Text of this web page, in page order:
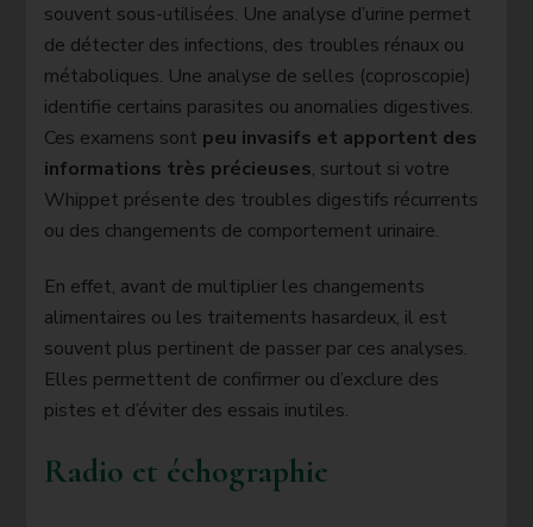
souvent sous-utilisées. Une analyse d’urine permet
de détecter des infections, des troubles rénaux ou
métaboliques. Une analyse de selles (coproscopie)
identifie certains parasites ou anomalies digestives.
Ces examens sont peu invasifs et apportent des
informations très précieuses, surtout si votre
Whippet présente des troubles digestifs récurrents
ou des changements de comportement urinaire.
En effet, avant de multiplier les changements
alimentaires ou les traitements hasardeux, il est
souvent plus pertinent de passer par ces analyses.
Elles permettent de confirmer ou d’exclure des
pistes et d’éviter des essais inutiles.
Radio et échographie